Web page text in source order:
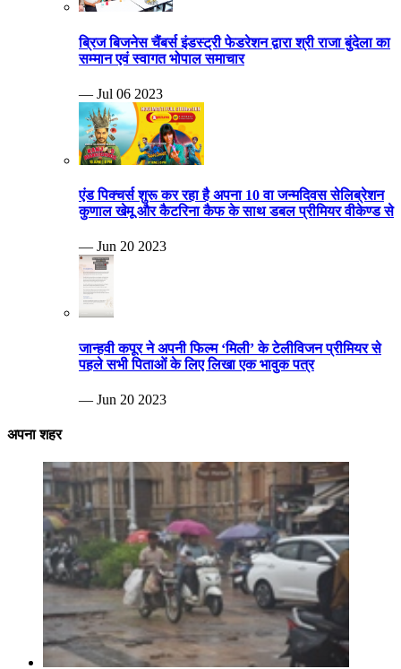
ब्रिज बिजनेस चैंबर्स इंडस्ट्री फेडरेशन द्वारा श्री राजा बुंदेला का
सम्मान एवं स्वागत भोपाल समाचार
— Jul 06 2023
एंड पिक्चर्स शुरू कर रहा है अपना 10 वा जन्मदिवस सेलिब्रेशन
कुणाल खेमू और कैटरिना कैफ के साथ डबल प्रीमियर वीकेण्ड से
— Jun 20 2023
जान्हवी कपूर ने अपनी फिल्म ‘मिली’ के टेलीविजन प्रीमियर से
पहले सभी पिताओं के लिए लिखा एक भावुक पत्र
— Jun 20 2023
अपना शहर